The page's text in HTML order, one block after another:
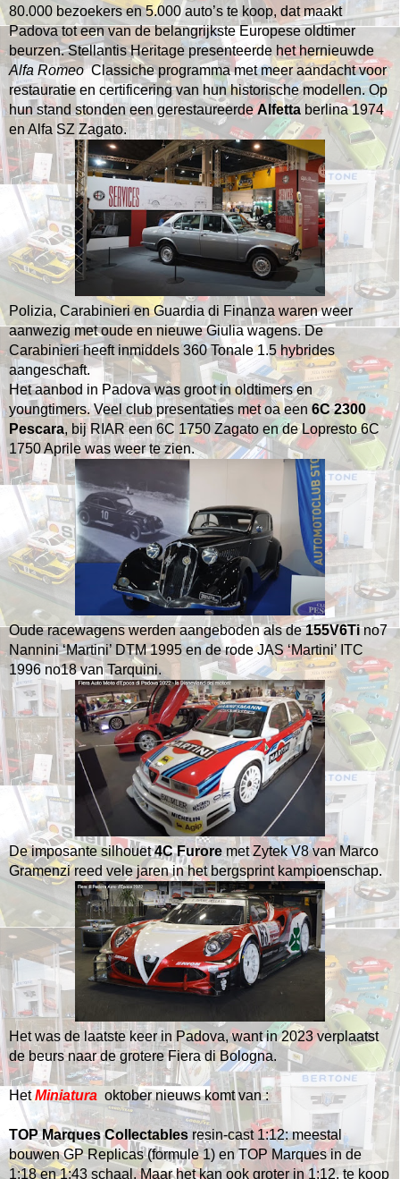
80.000 bezoekers en 5.000 auto’s te koop, dat maakt
Padova tot eenvan de belangrijkste Europese oldtimer
beurzen.Stellantis Heritage presenteerde het hernieuwde
Alfa RomeoClassiche programma met meer aandacht voor
restauratie en certificering van hun historische modellen.Op
hun stand stonden een gerestaureerdeAlfetta berlina 1974
en Alfa SZ Zagato.
Polizia, Carabinieri en Guardia di Finanza waren weer
aanwezig met oude en nieuwe Giulia wagens.De
Carabinieri heeft inmiddels 360 Tonale 1.5 hybrides
aangeschaft.
Het aanbod in Padova was groot in oldtimers en
youngtimers. Veel club presentaties met oa een 6C 2300
Pescara, bij RIAR een 6C 1750 Zagato en de Lopresto 6C
1750 Aprile was weer te zien.
Oude racewagens werden aangeboden als de155V6Tino7
Nannini ‘Martini’ DTM 1995 en de rode JAS ‘Martini’ ITC
1996 no18 van Tarquini.
De imposante silhouet4C Furoremet Zytek V8 van Marco
Gramenzi reed vele jaren in het bergsprint kampioenschap.
Het was de laatste keer in Padova, want in 2023 verplaatst
de beurs naar de grotere Fiera di Bologna.
HetMiniatura oktober nieuws komt van :
TOP Marques Collectablesresin-cast 1:12: meestal
bouwen GP Replicas (formule 1) en TOP Marques in de
1:18 en 1:43 schaal. Maar het kan ook groter in 1:12, te koop